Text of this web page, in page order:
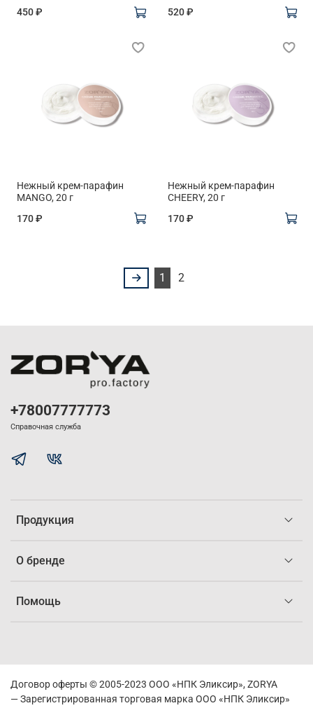
450 ₽
520 ₽
Нежный крем-парафин
MANGO, 20 г
170 ₽
Нежный крем-парафин
CHEERY, 20 г
170 ₽
1 2
Продукция
О бренде
Помощь
+78007777773
Справочная служба
Договор оферты © 2005-2023 ООО «НПК Эликсир», ZORYA
—Зарегистрированная торговая марка ООО «НПК Эликсир»